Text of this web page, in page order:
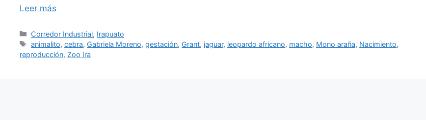
Leer más
Categorías
Corredor Industrial, Irapuato
Etiquetas
animalito,cebra, Gabriela Moreno,gestación, Grant, jaguar, leopardo africano, macho, Mono araña, Nacimiento,
reproducción, Zoo Ira